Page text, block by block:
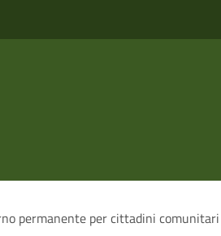
permanente per cittadini comunitari